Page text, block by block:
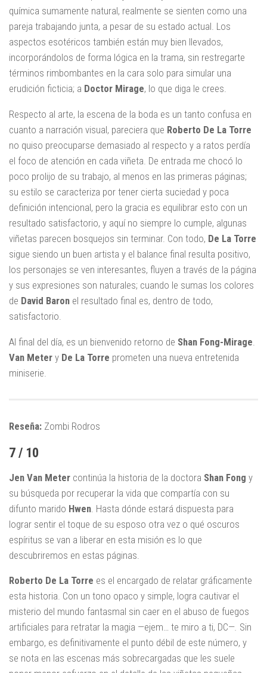
química sumamente natural, realmente se sienten como una
pareja trabajando junta, a pesar de su estado actual. Los
aspectos esotéricos también están muy bien llevados,
incorporándolos de forma lógica en la trama, sin restregarte
términos rimbombantes en la cara solo para simular una
erudición ficticia; a Doctor Mirage, lo que diga le crees.
Respecto al arte, la escena de la boda es un tanto confusa en
cuanto a narración visual, pareciera que Roberto De La Torre
no quiso preocuparse demasiado al respecto y a ratos perdía
el foco de atención en cada viñeta. De entrada me chocó lo
poco prolijo de su trabajo, al menos en las primeras páginas;
su estilo se caracteriza por tener cierta suciedad y poca
definición intencional, pero la gracia es equilibrar esto con un
resultado satisfactorio, y aquí no siempre lo cumple, algunas
viñetas parecen bosquejos sin terminar. Con todo, De La Torre
sigue siendo un buen artista y el balance final resulta positivo,
los personajes se ven interesantes, fluyen a través de la página
y sus expresiones son naturales; cuando le sumas los colores
de David Baron el resultado final es, dentro de todo,
satisfactorio.
Al final del día, es un bienvenido retorno de Shan Fong-Mirage
Van Meter y De La Torre prometen una nueva entretenida
miniserie.
Reseña: Zombi Rodros
7 / 10
Jen Van Meter continúa la historia de la doctora Shan Fong y
su búsqueda por recuperar la vida que compartía con su
difunto marido Hwen . Hasta dónde estará dispuesta para
lograr sentir el toque de su esposo otra vez o qué oscuros
espíritus se van a liberar en esta misión es lo que
descubriremos en estas páginas.
Roberto De La Torre es el encargado de relatar gráficamente
esta historia. Con un tono opaco y simple, logra cautivar el
misterio del mundo fantasmal sin caer en el abuso de fuegos
artificiales para retratar la magia —ejem… te miro a ti, DC—. Sin
embargo, es definitivamente el punto débil de este número, y
se nota en las escenas más sobrecargadas que les suele